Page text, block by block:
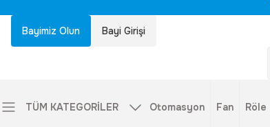
Bayimiz Olun
Bayi Girişi
TÜM KATEGORİLER Otomasyon Fan Röle